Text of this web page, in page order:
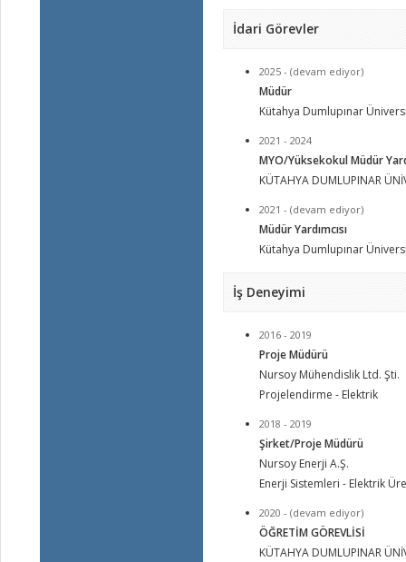
İdari Görevler
2025 - (devam ediyor)
Müdür
Kütahya Dumlupınar
2021 - 2024
MYO/Yüksekokul Müdür
KÜTAHYA DUMLUPINAR
2021 - (devam ediyor)
Müdür Yardımcısı
Kütahya Dumlupınar
İş Deneyimi
2016 - 2019
Proje Müdürü
Nursoy Mühendislik Ltd. Şti.
Projelendirme - Elektrik
2018 - 2019
Şirket/Proje Müdürü
Nursoy Enerji A.Ş.
Enerji Sistemleri - Elektrik
2020 - (devam ediyor)
ÖĞRETİM GÖREVLİSİ
KÜTAHYA DUMLUPINAR